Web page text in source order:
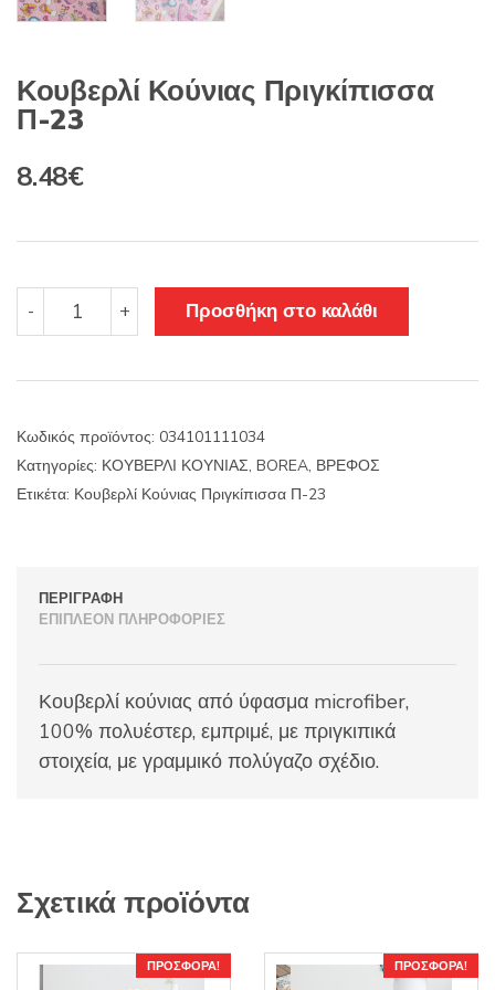
Κουβερλί Κούνιας Πριγκίπισσα
Π-23
Original
14.30€.
8.48€Η
είναι:
8.48€.
-
Κουβερλί
Κούνιας
+ Προσθήκη στο καλάθι
Κωδικός προϊόντος: 034101111034
Κατηγορίες: ΚΟΥΒΕΡΛΙ ΚΟΥΝΙΑΣ, BOREA, ΒΡΕΦΟΣ
Ετικέτα: Κουβερλί Κούνιας Πριγκίπισσα Π-23
ΠΕΡΙΓΡΑΦΉ
ΕΠΙΠΛΈΟΝ ΠΛΗΡΟΦΟΡΊΕΣ
Κουβερλί κούνιας από ύφασμα microfiber,
100% πολυέστερ, εμπριμέ, με πριγκιπικά
στοιχεία, με γραμμικό πολύγαζο σχέδιο.
Σχετικά προϊόντα
ΠΡΟΣΦΟΡΆ! ΠΡΟΣΦΟΡΆ!